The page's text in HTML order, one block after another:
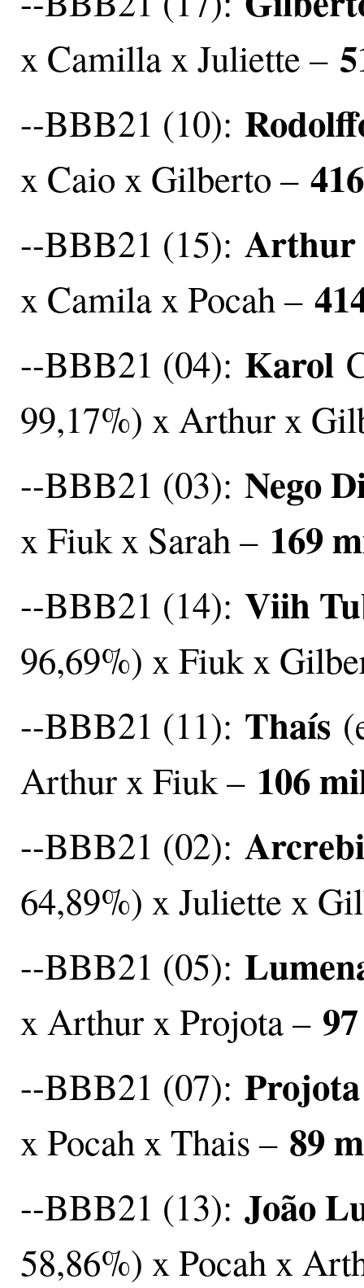
x Camilla x Juliette –
--BBB21 (10):
x Caio x Gilberto –
--BBB21 (15): Arthur
x Camila x Pocah –
--BBB21 (04): Karol
99,17%) x Arthur x
--BBB21 (03): Nego
x Fiuk x Sarah – 169
--BBB21 (14): Viih
96,69%) x Fiuk x
--BBB21 (11): Thaís
Arthur x Fiuk – 106
--BBB21 (02):
64,89%) x Juliette x
--BBB21 (05):
x Arthur x Projota –
--BBB21 (07): Projota
x Pocah x Thais – 89
--BBB21 (13): João
58,86%) x Pocah x